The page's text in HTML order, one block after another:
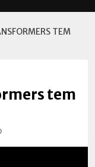
TEM
tem